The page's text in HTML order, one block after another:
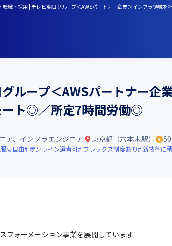
職・採用 | テレビ朝日グループ＜AWSパートナー企業＞インフラ領域
ループ＜AWSパートナー企
ート◎／所定7時間労働◎
ア、インフラエンジニア 東京都（六本木駅）
服装自由 オンライン選考可 フレックス制度あり 新技術に
フォーメーション事業を展開しています